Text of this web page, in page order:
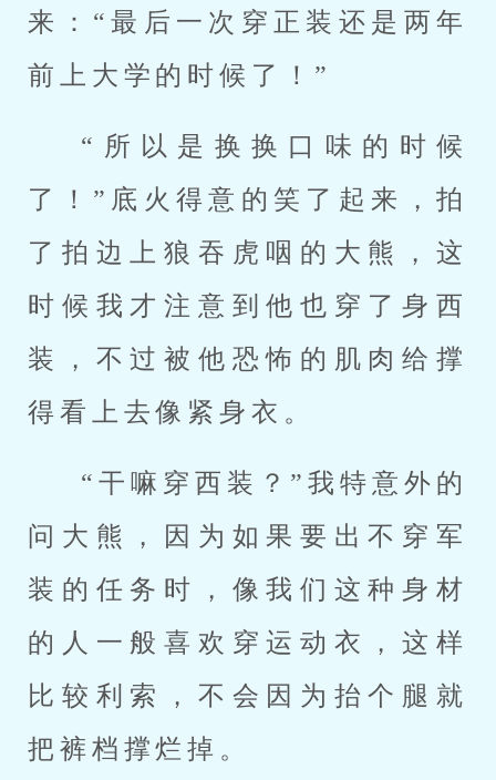
来：“最后一次穿正装还是两年
前上大学的时候了！”
“所以是换换口味的时候
了！”底火得意的笑了起来，拍
了拍边上狼吞虎咽的大熊，这
时候我才注意到他也穿了身西
装，不过被他恐怖的肌肉给撑
得看上去像紧身衣。
“干嘛穿西装？”我特意外的
问大熊，因为如果要出不穿军
装的任务时，像我们这种身材
的人一般喜欢穿运动衣，这样
比较利索，不会因为抬个腿就
把裤档撑烂掉。